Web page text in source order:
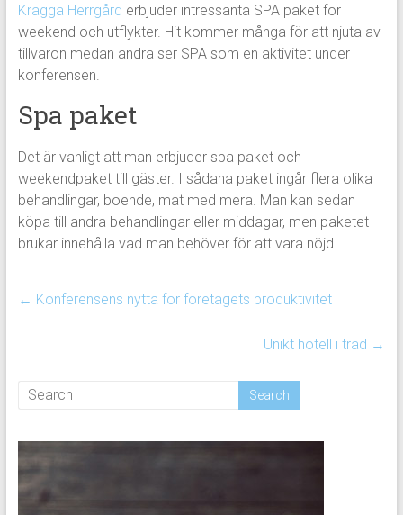
Krägga Herrgård erbjuder intressanta SPA paket för
weekend och utflykter. Hit kommer många för att njuta av
tillvaron medan andra ser SPA som en aktivitet under
konferensen.
Spa paket
Det är vanligt att man erbjuder spa paket och
weekendpaket till gäster. I sådana paket ingår flera olika
behandlingar, boende, mat med mera. Man kan sedan
köpa till andra behandlingar eller middagar, men paketet
brukar innehålla vad man behöver för att vara nöjd.
← Konferensens nytta för företagets produktivitet
Unikt hotell i träd →